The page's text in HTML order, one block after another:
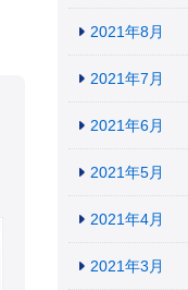
2021年8月
2021年7月
2021年6月
2021年5月
2021年4月
2021年3月